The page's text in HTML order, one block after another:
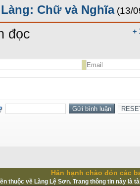
Chữ và Nghĩa (13/
+
đọc
Hân hạnh chào đón các
thuộc về Làng Lệ Sơn. Trang thông tin này là